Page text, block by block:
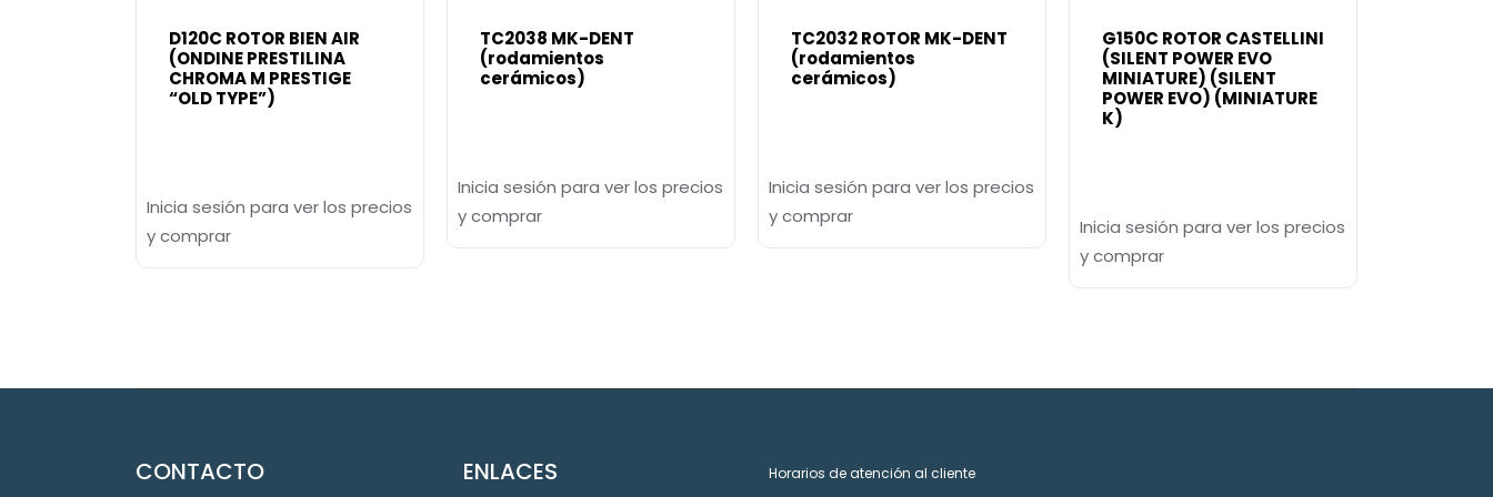
D120C ROTOR BIEN AIR
(ONDINE PRESTILINA
CHROMA M PRESTIGE
“OLD TYPE”)
Inicia sesión para ver los precios
y comprar
TC2038 MK-DENT
(rodamientos
cerámicos)
Inicia sesión para ver los precios
y comprar
TC2032 ROTOR MK-DENT
(rodamientos
cerámicos)
Inicia sesión para ver los precios
y comprar
G150C ROTOR CASTELLINI
(SILENT POWER EVO
MINIATURE) (SILENT
POWER EVO) (MINIATURE
K)
Inicia sesión para ver los precios
y comprar
CONTACTO ENLACES
Horarios de atención al cliente